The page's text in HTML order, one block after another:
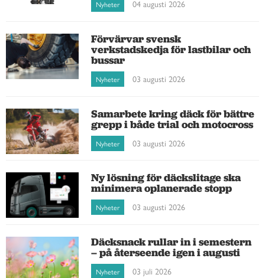
Nyheter 04 augusti 2026
Förvärvar svensk
verkstadskedja för lastbilar och
bussar
Nyheter 03 augusti 2026
Samarbete kring däck för bättre
grepp i både trial och motocross
Nyheter 03 augusti 2026
Ny lösning för däckslitage ska
minimera oplanerade stopp
Nyheter 03 augusti 2026
Däcksnack rullar in i semestern
– på återseende igen i augusti
Nyheter 03 juli 2026